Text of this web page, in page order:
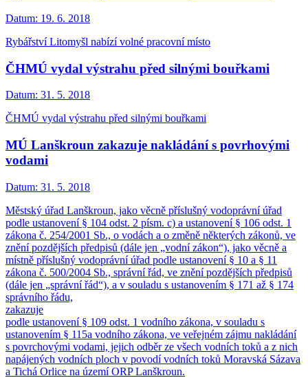
Datum: 19. 6. 2018
Rybářství Litomyšl nabízí volné pracovní místo
ČHMÚ vydal výstrahu před silnými bouřkami
Datum: 31. 5. 2018
ČHMÚ vydal výstrahu před silnými bouřkami
MÚ Lanškroun zakazuje nakládání s povrhovými
vodami
Datum: 31. 5. 2018
Městský úřad Lanškroun, jako věcně příslušný vodoprávní úřad
podle ustanovení § 104 odst. 2 písm. c) a ustanovení § 106 odst. 1
zákona č. 254/2001 Sb., o vodách a o změně některých zákonů, ve
znění pozdějších předpisů (dále jen „vodní zákon“), jako věcně a
místně příslušný vodoprávní úřad podle ustanovení § 10 a § 11
zákona č. 500/2004 Sb., správní řád, ve znění pozdějších předpisů
(dále jen „správní řád“), a v souladu s ustanovením § 171 až § 174
správního řádu,
zakazuje
podle ustanovení § 109 odst. 1 vodního zákona, v souladu s
ustanovením § 115a vodního zákona, ve veřejném zájmu nakládání
s povrchovými vodami, jejich odběr ze všech vodních toků a z nich
napájených vodních ploch v povodí vodních toků Moravská Sázava
a Tichá Orlice na území ORP Lanškroun.